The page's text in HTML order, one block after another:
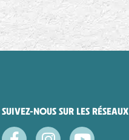
SUIVEZ-NOUS SUR LES RÉSEAUX